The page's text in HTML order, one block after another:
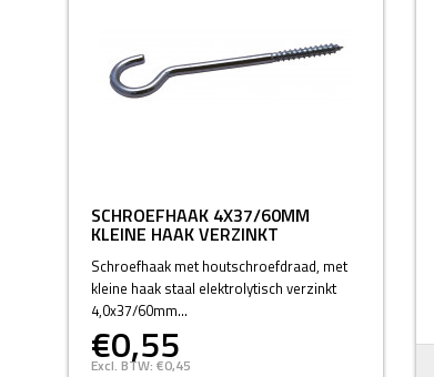
SCHROEFHAAK 4X37/60MM
KLEINE HAAK VERZINKT
Schroefhaak met houtschroefdraad, met
kleine haak staal elektrolytisch verzinkt
4,0x37/60mm...
€0,55
Excl. BTW: €0,45